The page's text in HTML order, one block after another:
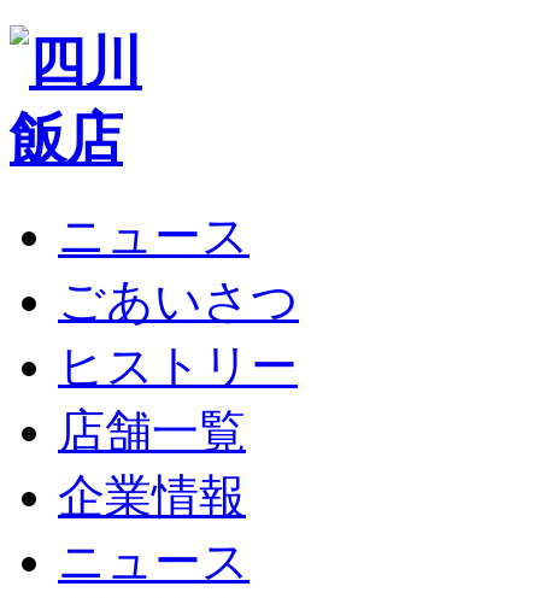
ニュース
ごあいさつ
ヒストリー
店舗一覧
企業情報
ニュース